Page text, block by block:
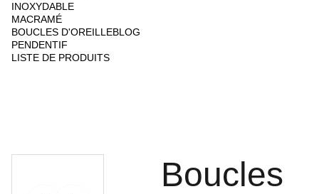
INOXYDABLE
MACRAMÉ
BOUCLES D'OREILLEBLOG
PENDENTIF
LISTE DE PRODUITS
Boucles